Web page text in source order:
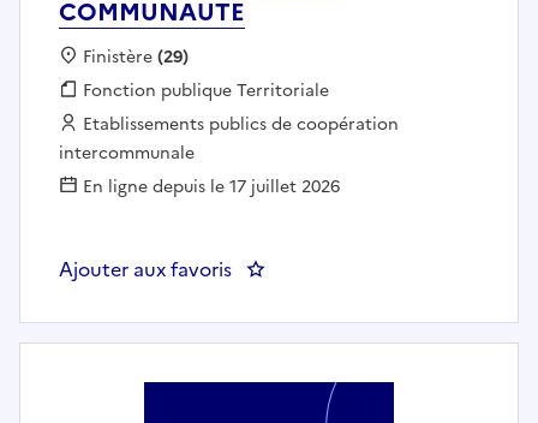
COMMUNAUTE
Localisation :
Finistère(29)
Fonction publique :
Fonction publique Territoriale
Employeur :
Etablissements publics de coopération
intercommunale
En ligne depuis le 17 juillet 2026
Ajouter aux favoris : UN(E) CHARGÉ(E) DE